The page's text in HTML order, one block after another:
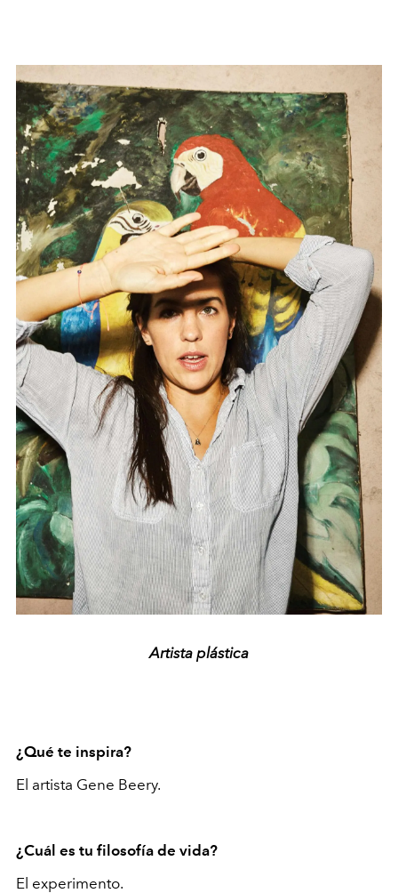
Artista plástica
¿Qué te inspira?
El artista Gene Beery.
¿Cuál es tu filosofía de vida?
El experimento.